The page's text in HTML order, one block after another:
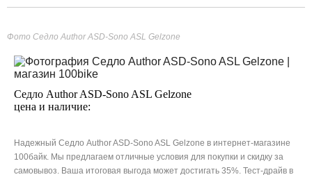
Фото Седло Author ASD-Sono ASL Gelzone
Седло Author ASD-Sono ASL Gelzone
цена и наличие:
Надежный Седло Author ASD-Sono ASL Gelzone в интернет-магазине
100байк. Мы предлагаем отличные условия для покупки и скидку за
самовывоз. Ваша итоговая выгода может достигать 35%. Тест-драйв в